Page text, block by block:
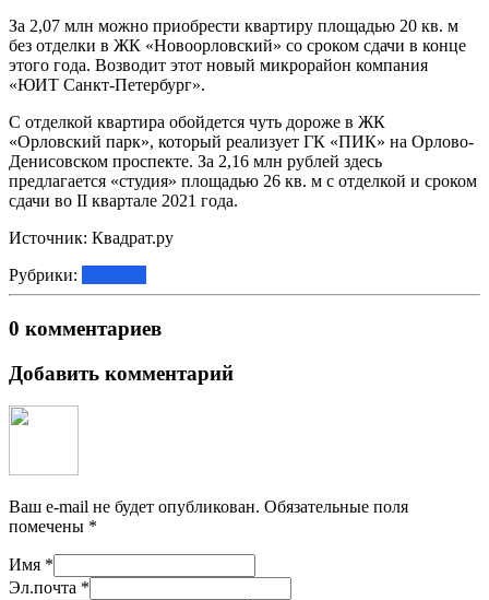
За 2,07 млн можно приобрести квартиру площадью 20 кв. м
без отделки в ЖК «Новоорловский» со сроком сдачи в конце
этого года. Возводит этот новый микрорайон компания
«ЮИТ Санкт-Петербург».
С отделкой квартира обойдется чуть дороже в ЖК
«Орловский парк», который реализует ГК «ПИК» на Орлово-
Денисовском проспекте. За 2,16 млн рублей здесь
предлагается «студия» площадью 26 кв. м с отделкой и сроком
сдачи во II квартале 2021 года.
Источник: Квадрат.ру
Рубрики:
0 комментариев
Добавить комментарий
Ваш e-mail не будет опубликован. Обязательные поля
помечены *
Имя *
Эл.почта *